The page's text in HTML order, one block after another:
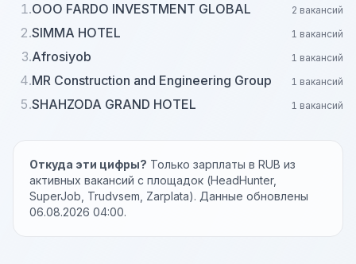
1.ООО FARDO INVESTMENT GLOBAL 2 вакансий
2.SIMMA HOTEL 1 вакансий
3.Afrosiyob 1 вакансий
4.MR Construction and Engineering Group 1 вакансий
5.SHAHZODA GRAND HOTEL 1 вакансий
Откуда эти цифры? Только зарплаты в RUB из
активных вакансий с площадок (HeadHunter,
SuperJob, Trudvsem, Zarplata). Данные обновлены
06.08.2026 04:00.